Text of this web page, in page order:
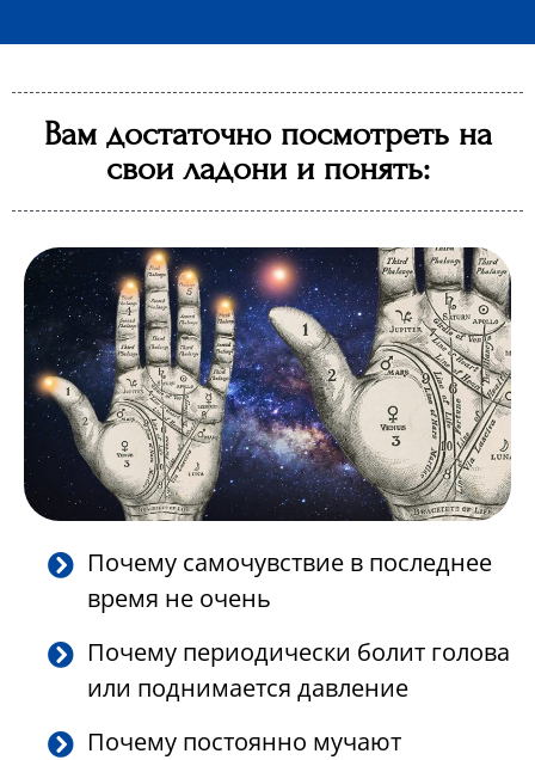
Вам достаточно посмотреть на
свои ладони и понять:
Почему самочувствие в последнее
время не очень
Почему периодически болит голова
или поднимается давление
Почему постоянно мучают